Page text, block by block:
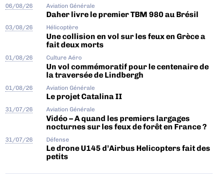
06/08/26 Aviation Générale
Daher livre le premier TBM 980 au Brésil
03/08/26 Hélicoptère
Une collision en vol sur les feux en Grèce a
fait deux morts
01/08/26 Culture Aéro
Un vol commémoratif pour le centenaire de
la traversée de Lindbergh
01/08/26 Aviation Générale
Le projet Catalina II
31/07/26 Aviation Générale
Vidéo – A quand les premiers largages
nocturnes sur les feux de forêt en France ?
31/07/26 Défense
Le drone U145 d’Airbus Helicopters fait des
petits